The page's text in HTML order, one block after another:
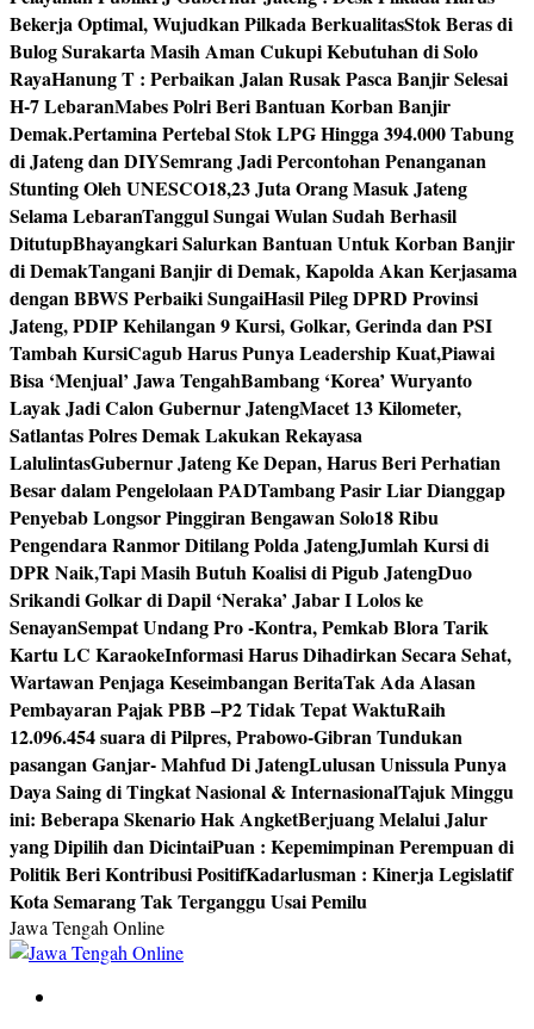
Bekerja Optimal, Wujudkan Pilkada BerkualitasStok Beras di
Bulog Surakarta Masih Aman Cukupi Kebutuhan di Solo
RayaHanung T : Perbaikan Jalan Rusak Pasca Banjir Selesai
H-7 LebaranMabes Polri Beri Bantuan Korban Banjir
Demak.Pertamina Pertebal Stok LPG Hingga 394.000 Tabung
di Jateng dan DIYSemrang Jadi Percontohan Penanganan
Stunting Oleh UNESCO18,23 Juta Orang Masuk Jateng
Selama LebaranTanggul Sungai Wulan Sudah Berhasil
DitutupBhayangkari Salurkan Bantuan Untuk Korban Banjir
di DemakTangani Banjir di Demak, Kapolda Akan Kerjasama
dengan BBWS Perbaiki SungaiHasil Pileg DPRD Provinsi
Jateng, PDIP Kehilangan 9 Kursi, Golkar, Gerinda dan PSI
Tambah KursiCagub Harus Punya Leadership Kuat,Piawai
Bisa ‘Menjual’ Jawa TengahBambang ‘Korea’ Wuryanto
Layak Jadi Calon Gubernur JatengMacet 13 Kilometer,
Satlantas Polres Demak Lakukan Rekayasa
LalulintasGubernur Jateng Ke Depan, Harus Beri Perhatian
Besar dalam Pengelolaan PADTambang Pasir Liar Dianggap
Penyebab Longsor Pinggiran Bengawan Solo18 Ribu
Pengendara Ranmor Ditilang Polda JatengJumlah Kursi di
DPR Naik,Tapi Masih Butuh Koalisi di Pigub JatengDuo
Srikandi Golkar di Dapil ‘Neraka’ Jabar I Lolos ke
SenayanSempat Undang Pro -Kontra, Pemkab Blora Tarik
Kartu LC KaraokeInformasi Harus Dihadirkan Secara Sehat,
Wartawan Penjaga Keseimbangan BeritaTak Ada Alasan
Pembayaran Pajak PBB –P2 Tidak Tepat WaktuRaih
12.096.454 suara di Pilpres, Prabowo-Gibran Tundukan
pasangan Ganjar- Mahfud Di JatengLulusan Unissula Punya
Daya Saing di Tingkat Nasional & InternasionalTajuk Minggu
ini: Beberapa Skenario Hak AngketBerjuang Melalui Jalur
yang Dipilih dan DicintaiPuan : Kepemimpinan Perempuan di
Politik Beri Kontribusi PositifKadarlusman : Kinerja Legislatif
Kota Semarang Tak Terganggu Usai Pemilu
Jawa Tengah Online
Berita Jawa Tengah Terbaru dan Terkini